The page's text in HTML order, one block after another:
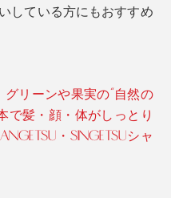
している方にもおすすめ
グリーンや果実の“自然の
で髪・顔・体がしっとり
・SINGETSUシャ